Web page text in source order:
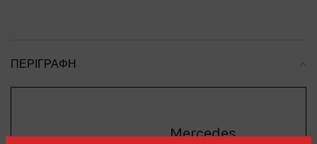
ΠΕΡΙΓΡΑΦΉ
Mercedes